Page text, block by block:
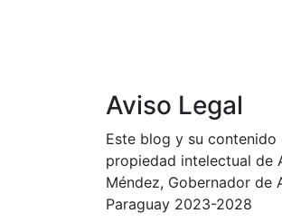
Aviso Legal
Este blog y su contenido
propiedad intelectual de
Méndez, Gobernador de
Paraguay 2023-2028